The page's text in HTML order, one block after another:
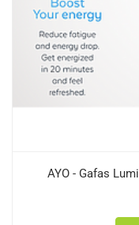
AYO - Gafas